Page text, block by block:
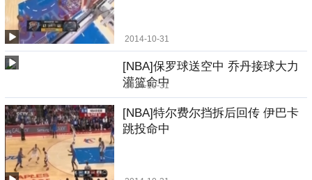
2014-10-31
[NBA]保罗球送空中 乔丹接球大力
灌篮命中
2014-10-31
[NBA]特尔费尔挡拆后回传 伊巴卡
跳投命中